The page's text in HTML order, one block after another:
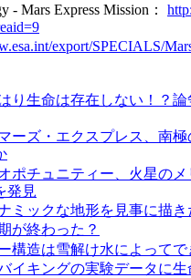
- Mars Express Mission：
export/SPECIALS/
り生命は存在しない！？
ーズ・エクスプレス、南
ポチュニティー、火星の
発見
ミックな地形を見事に描
が終わった？
構造は雪解け水によってで
イキングの実験データに